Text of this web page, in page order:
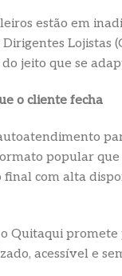
estão em
Lojistas
jeito que se
o cliente fecha
popular
final com alta
o Quitaqui
acessível e